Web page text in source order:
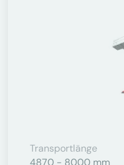
Transportlänge
4870 - 8000 mm